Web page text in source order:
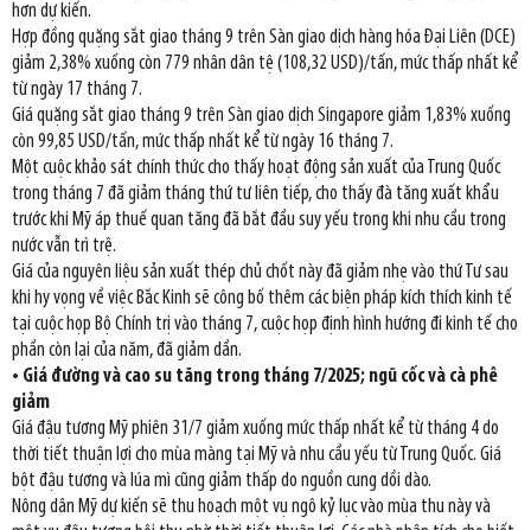
hơn dự kiến.
Hợp đồng quặng sắt giao tháng 9 trên Sàn giao dịch hàng hóa Đại Liên (DCE)
giảm 2,38% xuống còn 779 nhân dân tệ (108,32 USD)/tấn, mức thấp nhất kể
từ ngày 17 tháng 7.
Giá quặng sắt giao tháng 9 trên Sàn giao dịch Singapore giảm 1,83% xuống
còn 99,85 USD/tấn, mức thấp nhất kể từ ngày 16 tháng 7.
Một cuộc khảo sát chính thức cho thấy hoạt động sản xuất của Trung Quốc
trong tháng 7 đã giảm tháng thứ tư liên tiếp, cho thấy đà tăng xuất khẩu
trước khi Mỹ áp thuế quan tăng đã bắt đầu suy yếu trong khi nhu cầu trong
nước vẫn trì trệ.
Giá của nguyên liệu sản xuất thép chủ chốt này đã giảm nhẹ vào thứ Tư sau
khi hy vọng về việc Bắc Kinh sẽ công bố thêm các biện pháp kích thích kinh tế
tại cuộc họp Bộ Chính trị vào tháng 7, cuộc họp định hình hướng đi kinh tế cho
phần còn lại của năm, đã giảm dần.
• Giá đường và cao su tăng trong tháng 7/2025; ngũ cốc và cà phê
giảm
Giá đậu tương Mỹ phiên 31/7 giảm xuống mức thấp nhất kể từ tháng 4 do
thời tiết thuận lợi cho mùa màng tại Mỹ và nhu cầu yếu từ Trung Quốc. Giá
bột đậu tương và lúa mì cũng giảm thấp do nguồn cung dồi dào.
Nông dân Mỹ dự kiến sẽ thu hoạch một vụ ngô kỷ lục vào mùa thu này và